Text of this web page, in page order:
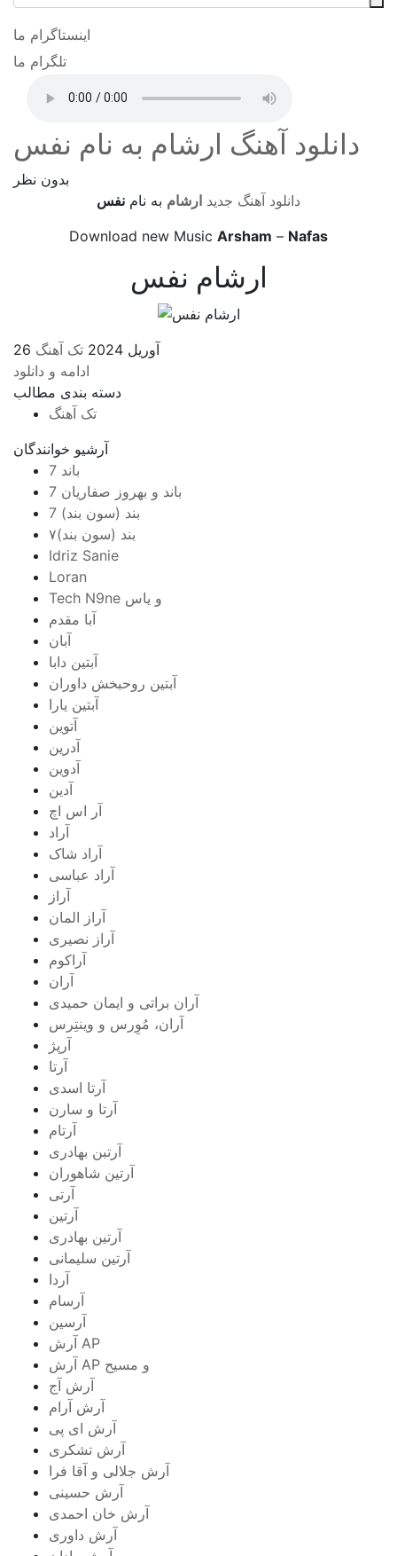
اینستاگرام ما
تلگرام ما
دانلود آهنگ ارشام به نام نفس
بدون نظر
دانلود آهنگ جدید ارشام به نام نفس
Download new Music Arsham – Nafas
ارشام نفس
26 آوریل 2024
تک آهنگ
ادامه و دانلود
دسته بندی مطالب
تک آهنگ
آرشیو خوانندگان
7 باند
7 باند و بهروز صفاریان
7 بند (سون بند)
۷بند (سون بند)
Idriz Sanie
Loran
Tech N9ne و یاس
آبا مقدم
آبان
آبتین دابا
آبتین روحبخش داوران
آبتین یارا
آتوین
آدرین
آدوین
آدین
آر اس اچ
آراد
آراد شاک
آراد عباسی
آراز
آراز المان
آراز نصیری
آراکوم
آران
آران براتی و ایمان حمیدی
آران، مُوِرس و وینتِرس
آرپژ
آرتا
آرتا اسدی
آرتا و سارن
آرتام
آرتبن بهادری
آرتين شاهوران
آرتی
آرتین
آرتین بهادری
آرتین سلیمانی
آردا
آرسام
آرسین
آرش AP
آرش AP و مسیح
آرش آج
آرش آرام
آرش ای پی
آرش تشکری
آرش جلالی و آقا فرا
آرش حسینی
آرش خان احمدی
آرش داوری